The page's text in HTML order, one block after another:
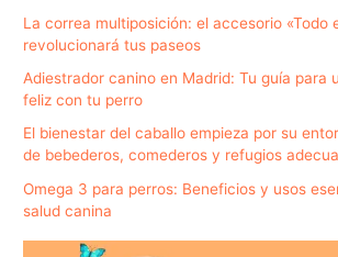
La correa multiposición: el accesorio «Todo
revolucionará tus paseos
Adiestrador canino en Madrid: Tu guía para
feliz con tu perro
El bienestar del caballo empieza por su
de bebederos, comederos y refugios
Omega 3 para perros: Beneficios y usos
salud canina